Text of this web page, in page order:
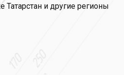
Татарстан и другие регионы